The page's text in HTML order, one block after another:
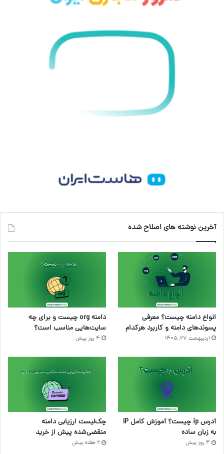
و
د
ت
ا
آخرین نوشته های اصلاح شده
انواع دامنه چیست؟ معرفی
پسوندهای دامنه و کاربرد هرکدام
اردیبهشت ۲۷, ۱۴۰۵
دامنه org چیست و برای چه
سایت‌هایی مناسب است؟
4 روز پیش
آدرس ip چیست؟ آموزش کامل IP
به زبان ساده
4 روز پیش
چک‌لیست ارزیابی دامنه
منقضی‌شده پیش از خرید
2 هفته پیش